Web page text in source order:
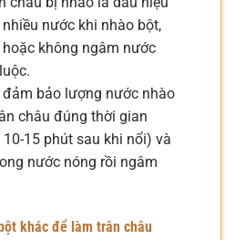
nước khi nhào bột,
không ngâm nước
bảo lượng nước nhào
châu đúng thời gian
15 phút sau khi nổi) và
nước nóng rồi ngâm
khác để làm trân châu